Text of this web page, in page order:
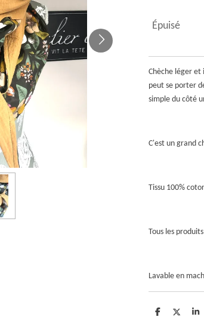
Épuisé
Chèche léger
peut se porter
simple du côté
C'est un grand
Tissu 100%
Tous les
Lavable en
P
P
P